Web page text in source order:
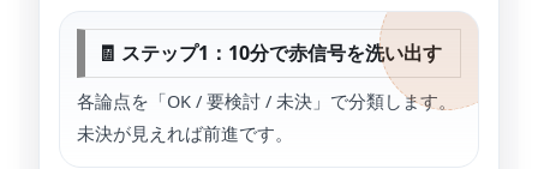
🧾 ステップ1：10分で赤信号を洗い出す
各論点を「OK / 要検討 / 未決」で分類します。
未決が見えれば前進です。